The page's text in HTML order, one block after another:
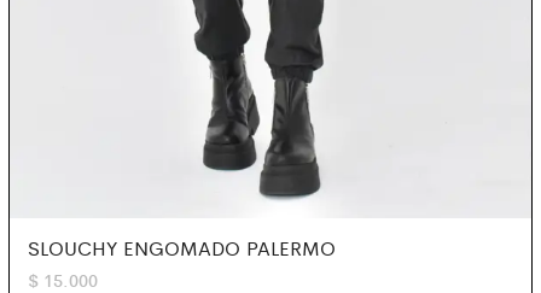
SLOUCHY ENGOMADO PALERMO
$ 15.000